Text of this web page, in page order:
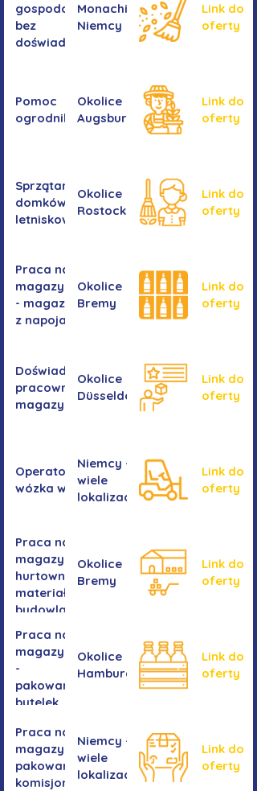
gospodarcze -
bez
doświadczenia
Monachium,
Niemcy
Link do
oferty
Pomoc
ogrodnika
Okolice
Augsburga
Link do
oferty
Sprzątanie
domków
letniskowych
Okolice
Rostocku
Link do
oferty
Praca na
magazynie
- magazyn
z napojami
Okolice
Bremy
Link do
oferty
Doświadczony
pracownik/pracownica
magazynu
Okolice
Düsseldorf
Link do
oferty
Operator/operatorka
wózka widłowego
Niemcy -
wiele
lokalizacji
Link do
oferty
Praca na
magazynie -
hurtownia
materiałów
budowlanych
Okolice
Bremy
Link do
oferty
Praca na
magazynie
-
pakowanie
butelek
Okolice
Hamburga
Link do
oferty
Praca na
magazynie /
pakowanie /
komisjonowanie
Niemcy -
wiele
lokalizacji
Link do
oferty